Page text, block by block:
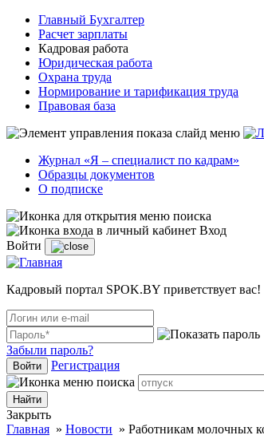
Главный Бухгалтер
Расчет зарплаты
Кадровая работа
Юридическая работа
Охрана труда
Нормирование и тарификация труда
Правовая база
Журнал «Я – специалист по кадрам»
Образцы документов
О подписке
Вход
Войти
Кадровый портал SPOK.BY приветствует вас!
Забыли пароль?
Войти Регистрация
Закрыть
Главная » Новости » Работникам молочных